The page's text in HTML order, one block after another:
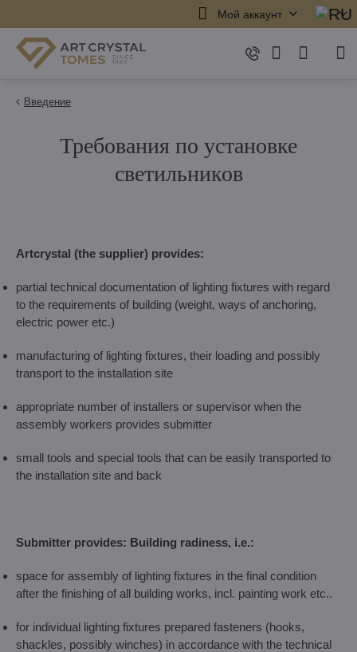
Мой аккаунт
Введение
Требования по установке
светильников
Artcrystal (the supplier) provides:
partial technical documentation of lighting fixtures with regard
to the requirements of building (weight, ways of anchoring,
electric power etc.)
manufacturing of lighting fixtures, their loading and possibly
transport to the installation site
appropriate number of installers or supervisor when the
assembly workers provides submitter
small tools and special tools that can be easily transported to
the installation site and back
Submitter provides: Building radiness, i.e.:
space for assembly of lighting fixtures in the final condition
after the finishing of all building works, incl. painting work etc..
for individual lighting fixtures prepared fasteners (hooks,
shackles, possibly winches) in accordance with the technical